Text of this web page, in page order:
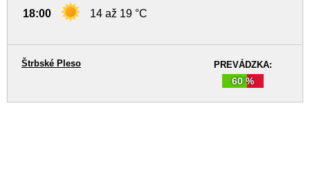
18:00 14 až 19 °C
PREVÁDZKA:
60 %
Štrbské Pleso